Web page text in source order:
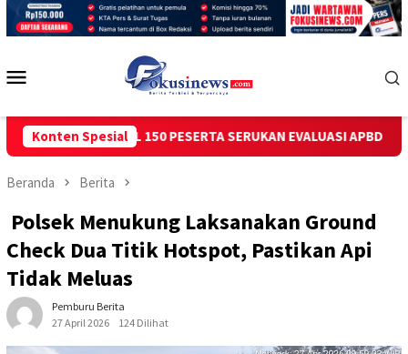
Loncat
Konten Spesial
150 PESERTA SERUKAN EVALUASI APBD Rp9,49 MILIAR
Beranda Berita
‎ Polsek Menukung Laksanakan Ground
Check Dua Titik Hotspot, Pastikan Api
Tidak Meluas
Pemburu Berita
27 April 2026
124 Dilihat